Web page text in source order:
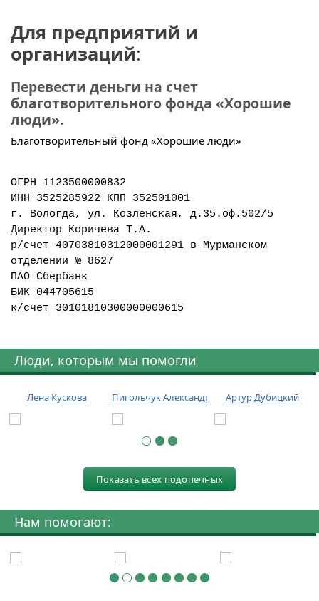
Для предприятий и
организаций:
Перевести деньги на счет
благотворительного фонда «Хорошие
люди».
Благотворительный фонд «Хорошие люди»
ОГРН 1123500000832
ИНН 3525285922 КПП 352501001
г. Вологда, ул. Козленская, д.35.оф.502/5
Директор Коричева Т.А.
р/счет 40703810312000001291 в Мурманском
отделении № 8627
ПАО Сбербанк
БИК 044705615
к/счет 30101810300000000615
Люди, которым мы помогли
Лена Кускова Пигольчук Александр Артур Дубицкий
Показать всех подопечных
Нам помогают: